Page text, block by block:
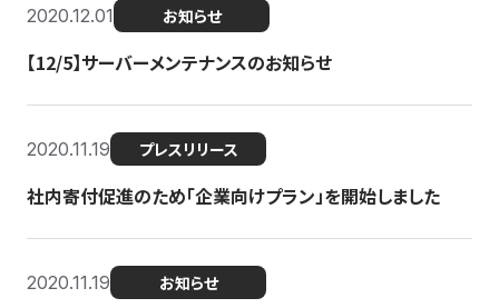
2020.12.01 お知らせ
【12/5】サーバーメンテナンスのお知らせ
2020.11.19 プレスリリース
社内寄付促進のため「企業向けプラン」を開始しました
2020.11.19 お知らせ